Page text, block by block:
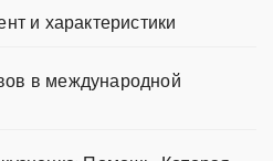
и характеристики
в международной